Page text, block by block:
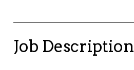
Job Description